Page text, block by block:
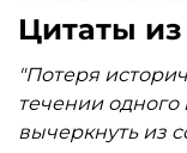
контексте.
Гейне и
необычностью
Цитаты
"Потеря
течении
вычеркнуть из